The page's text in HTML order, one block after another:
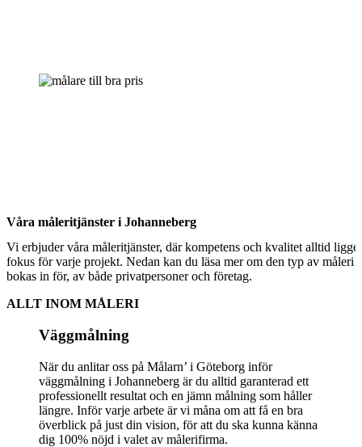
Våra måleritjänster i Johanneberg
Vi erbjuder våra måleritjänster, där kompetens och kvalitet alltid
fokus för varje projekt. Nedan kan du läsa mer om den typ av måleri
bokas in för, av både privatpersoner och företag.
ALLT INOM MÅLERI
Väggmålning
När du anlitar oss på Målarn’ i Göteborg inför
väggmålning i Johanneberg är du alltid garanterad ett
professionellt resultat och en jämn målning som håller
längre. Inför varje arbete är vi måna om att få en bra
överblick på just din vision, för att du ska kunna känna
dig 100% nöjd i valet av målerifirma.